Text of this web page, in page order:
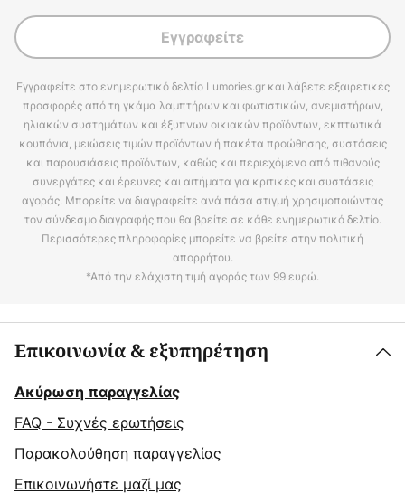
Εγγραφείτε
Εγγραφείτε στο ενημερωτικό δελτίο Lumories.gr και λάβετε εξαιρετικές
προσφορές από τη γκάμα λαμπτήρων και φωτιστικών, ανεμιστήρων,
ηλιακών συστημάτων και έξυπνων οικιακών προϊόντων, εκπτωτικά
κουπόνια, μειώσεις τιμών προϊόντων ή πακέτα προώθησης, συστάσεις
και παρουσιάσεις προϊόντων, καθώς και περιεχόμενο από πιθανούς
συνεργάτες και έρευνες και αιτήματα για κριτικές και συστάσεις
αγοράς. Μπορείτε να διαγραφείτε ανά πάσα στιγμή χρησιμοποιώντας
τον σύνδεσμο διαγραφής που θα βρείτε σε κάθε ενημερωτικό δελτίο.
Περισσότερες πληροφορίες μπορείτε να βρείτε στην πολιτική
απορρήτου.
*Από την ελάχιστη τιμή αγοράς των 99 ευρώ.
Επικοινωνία & εξυπηρέτηση
Ακύρωση παραγγελίας
FAQ - Συχνές ερωτήσεις
Παρακολούθηση παραγγελίας
Επικοινωνήστε μαζί μας